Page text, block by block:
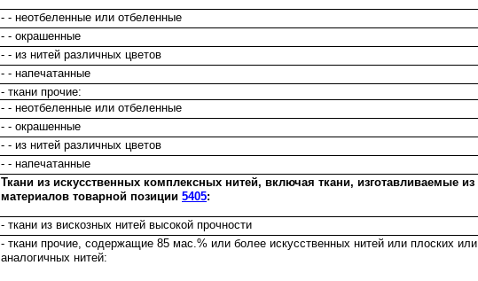
- - неотбеленные или отбеленные
- - окрашенные
- - из нитей различных цветов
- - напечатанные
- ткани прочие:
- - неотбеленные или отбеленные
- - окрашенные
- - из нитей различных цветов
- - напечатанные
Ткани из искусственных комплексных нитей, включая ткани, изготавливаемые из
материалов товарной позиции 5405:
- ткани из вискозных нитей высокой прочности
- ткани прочие, содержащие 85 мас.% или более искусственных нитей или плоских или
аналогичных нитей: